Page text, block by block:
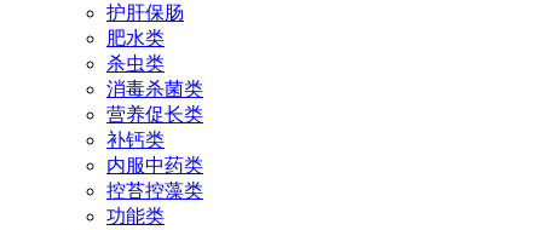
护肝保肠
肥水类
杀虫类
消毒杀菌类
营养促长类
补钙类
内服中药类
控苔控藻类
功能类